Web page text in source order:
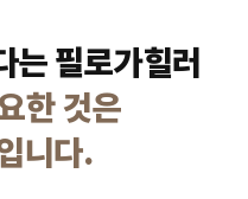
는 필로가힐러
한 것은
니다.